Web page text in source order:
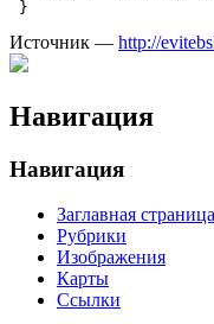
Источник — http://
Навигация
Навигация
Заглавная страница
Рубрики
Изображения
Карты
Ссылки